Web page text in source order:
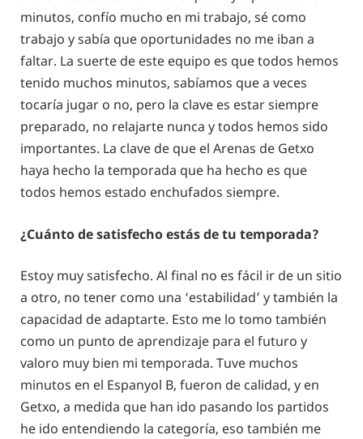
minutos, confío mucho en mi trabajo, sé como
trabajo y sabía que oportunidades no me iban a
faltar. La suerte de este equipo es que todos hemos
tenido muchos minutos, sabíamos que a veces
tocaría jugar o no, pero la clave es estar siempre
preparado, no relajarte nunca y todos hemos sido
importantes. La clave de que el Arenas de Getxo
haya hecho la temporada que ha hecho es que
todos hemos estado enchufados siempre.
¿Cuánto de satisfecho estás de tu temporada?
Estoy muy satisfecho. Al final no es fácil ir de un sitio
a otro, no tener como una ‘estabilidad’ y también la
capacidad de adaptarte. Esto me lo tomo también
como un punto de aprendizaje para el futuro y
valoro muy bien mi temporada. Tuve muchos
minutos en el Espanyol B, fueron de calidad, y en
Getxo, a medida que han ido pasando los partidos
he ido entendiendo la categoría, eso también me